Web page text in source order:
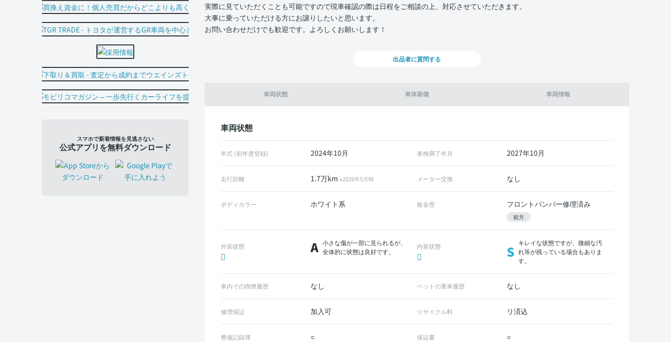
車両状態 車体装備 車両情報
車両状態
年式 (初年度登録) 2024年10月 車検満了年月 2027年10月
走行距離 1.7万km ※2026年5月時 メーター交換 なし
ボディカラー ホワイト系 板金歴 フロントバンパー修理済み
前方
外装状態 A 小さな傷が一部に見られるが、
全体的に状態は良好です。
内装状態 S
キレイな状態ですが、微細な汚
れ等が残っている場合もありま
す。
車内での喫煙履歴 なし ペットの乗車履歴 なし
修理保証 加入可 リサイクル料 リ済込
整備記録簿 ○ 保証書 ○
実際に見ていただくことも可能ですので現車確認の際は日程をご相談の上、対応させていただきます。
大事に乗っていただける方にお譲りしたいと思います。
お問い合わせだけでも歓迎です。よろしくお願いします！
出品者に質問する
スマホで新着情報を見逃さない
公式アプリを無料ダウンロード